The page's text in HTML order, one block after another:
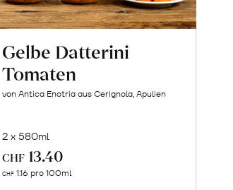
Gelbe Datterini
Tomaten
von Antica Enotria aus Cerignola, Apulien
2 x 580ml
CHF 13.40
CHF 1.16 pro 100ml